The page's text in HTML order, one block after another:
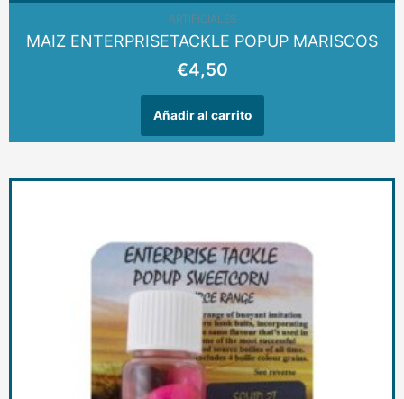
ARTIFICIALES
MAIZ ENTERPRISETACKLE POPUP MARISCOS
€4,50
Añadir al carrito